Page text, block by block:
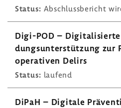
Status: Abschluss­be­richt
Digi-​POD –
dungs­un­ter­stüt­zung zur
ope­ra­tiven Delirs
Status: laufend
DiPaH – Digi­tale